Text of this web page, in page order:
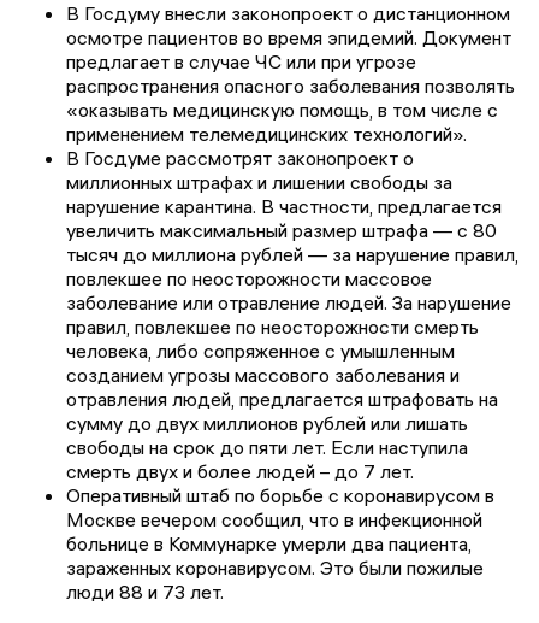
В Госдуму внесли законопроект о дистанционном
осмотре пациентов во время эпидемий. Документ
предлагает в случае ЧС или при угрозе
распространения опасного заболевания позволять
«оказывать медицинскую помощь, в том числе с
применением телемедицинских технологий».
В Госдуме рассмотрят законопроект о
миллионных штрафах и лишении свободы за
нарушение карантина. В частности, предлагается
увеличить максимальный размер штрафа — с 80
тысяч до миллиона рублей — за нарушение правил,
повлекшее по неосторожности массовое
заболевание или отравление людей. За нарушение
правил, повлекшее по неосторожности смерть
человека, либо сопряженное с умышленным
созданием угрозы массового заболевания и
отравления людей, предлагается штрафовать на
сумму до двух миллионов рублей или лишать
свободы на срок до пяти лет. Если наступила
смерть двух и более людей – до 7 лет.
Оперативный штаб по борьбе с коронавирусом в
Москве вечером сообщил, что в инфекционной
больнице в Коммунарке умерли два пациента,
зараженных коронавирусом. Это были пожилые
люди 88 и 73 лет.